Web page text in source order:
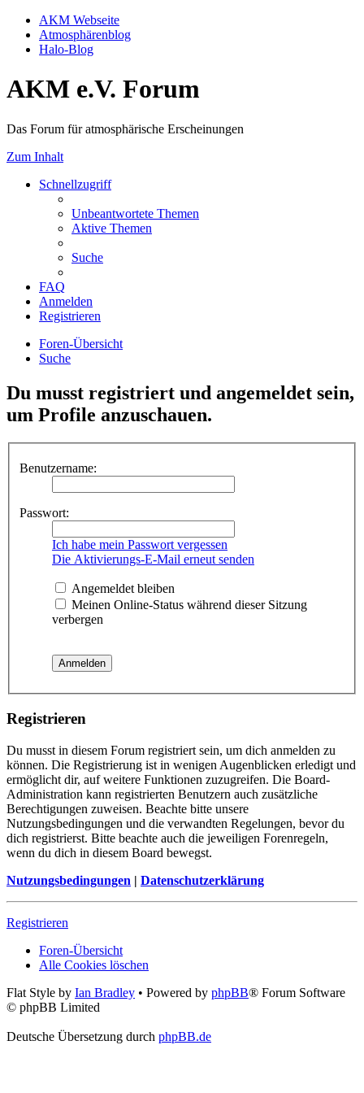
AKM Webseite
Atmosphärenblog
Halo-Blog
AKM e.V. Forum
Das Forum für atmosphärische Erscheinungen
Zum Inhalt
Schnellzugriff
Unbeantwortete Themen
Aktive Themen
Suche
FAQ
Anmelden
Registrieren
Foren-Übersicht
Suche
Du musst registriert und angemeldet sein,
um Profile anzuschauen.
Benutzername:
Passwort:
Ich habe mein Passwort vergessen
Die Aktivierungs-E-Mail erneut senden
Angemeldet bleiben
Meinen Online-Status während dieser Sitzung
verbergen
Registrieren
Du musst in diesem Forum registriert sein, um dich anmelden zu
können. Die Registrierung ist in wenigen Augenblicken erledigt und
ermöglicht dir, auf weitere Funktionen zuzugreifen. Die Board-
Administration kann registrierten Benutzern auch zusätzliche
Berechtigungen zuweisen. Beachte bitte unsere
Nutzungsbedingungen und die verwandten Regelungen, bevor du
dich registrierst. Bitte beachte auch die jeweiligen Forenregeln,
wenn du dich in diesem Board bewegst.
Nutzungsbedingungen | Datenschutzerklärung
Registrieren
Foren-Übersicht
Alle Cookies löschen
Flat Style by Ian Bradley • Powered by phpBB® Forum Software
© phpBB Limited
Deutsche Übersetzung durch phpBB.de